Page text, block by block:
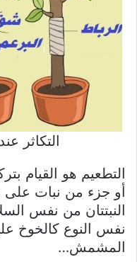
التكاثر
التطعيم هو القيام
أو جزء من نبات
النبتتان من نفس
نفس النوع كالخوخ
المشمش…